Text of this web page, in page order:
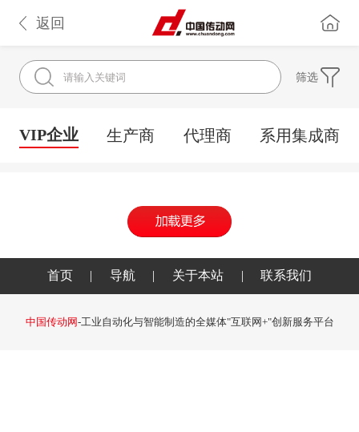
返回
筛选
VIP企业 生产商 代理商 系用集成商
首页 | 导航 | 关于本站 | 联系我们
中国传动网-工业自动化与智能制造的全媒体"互联网+"创新服务平台